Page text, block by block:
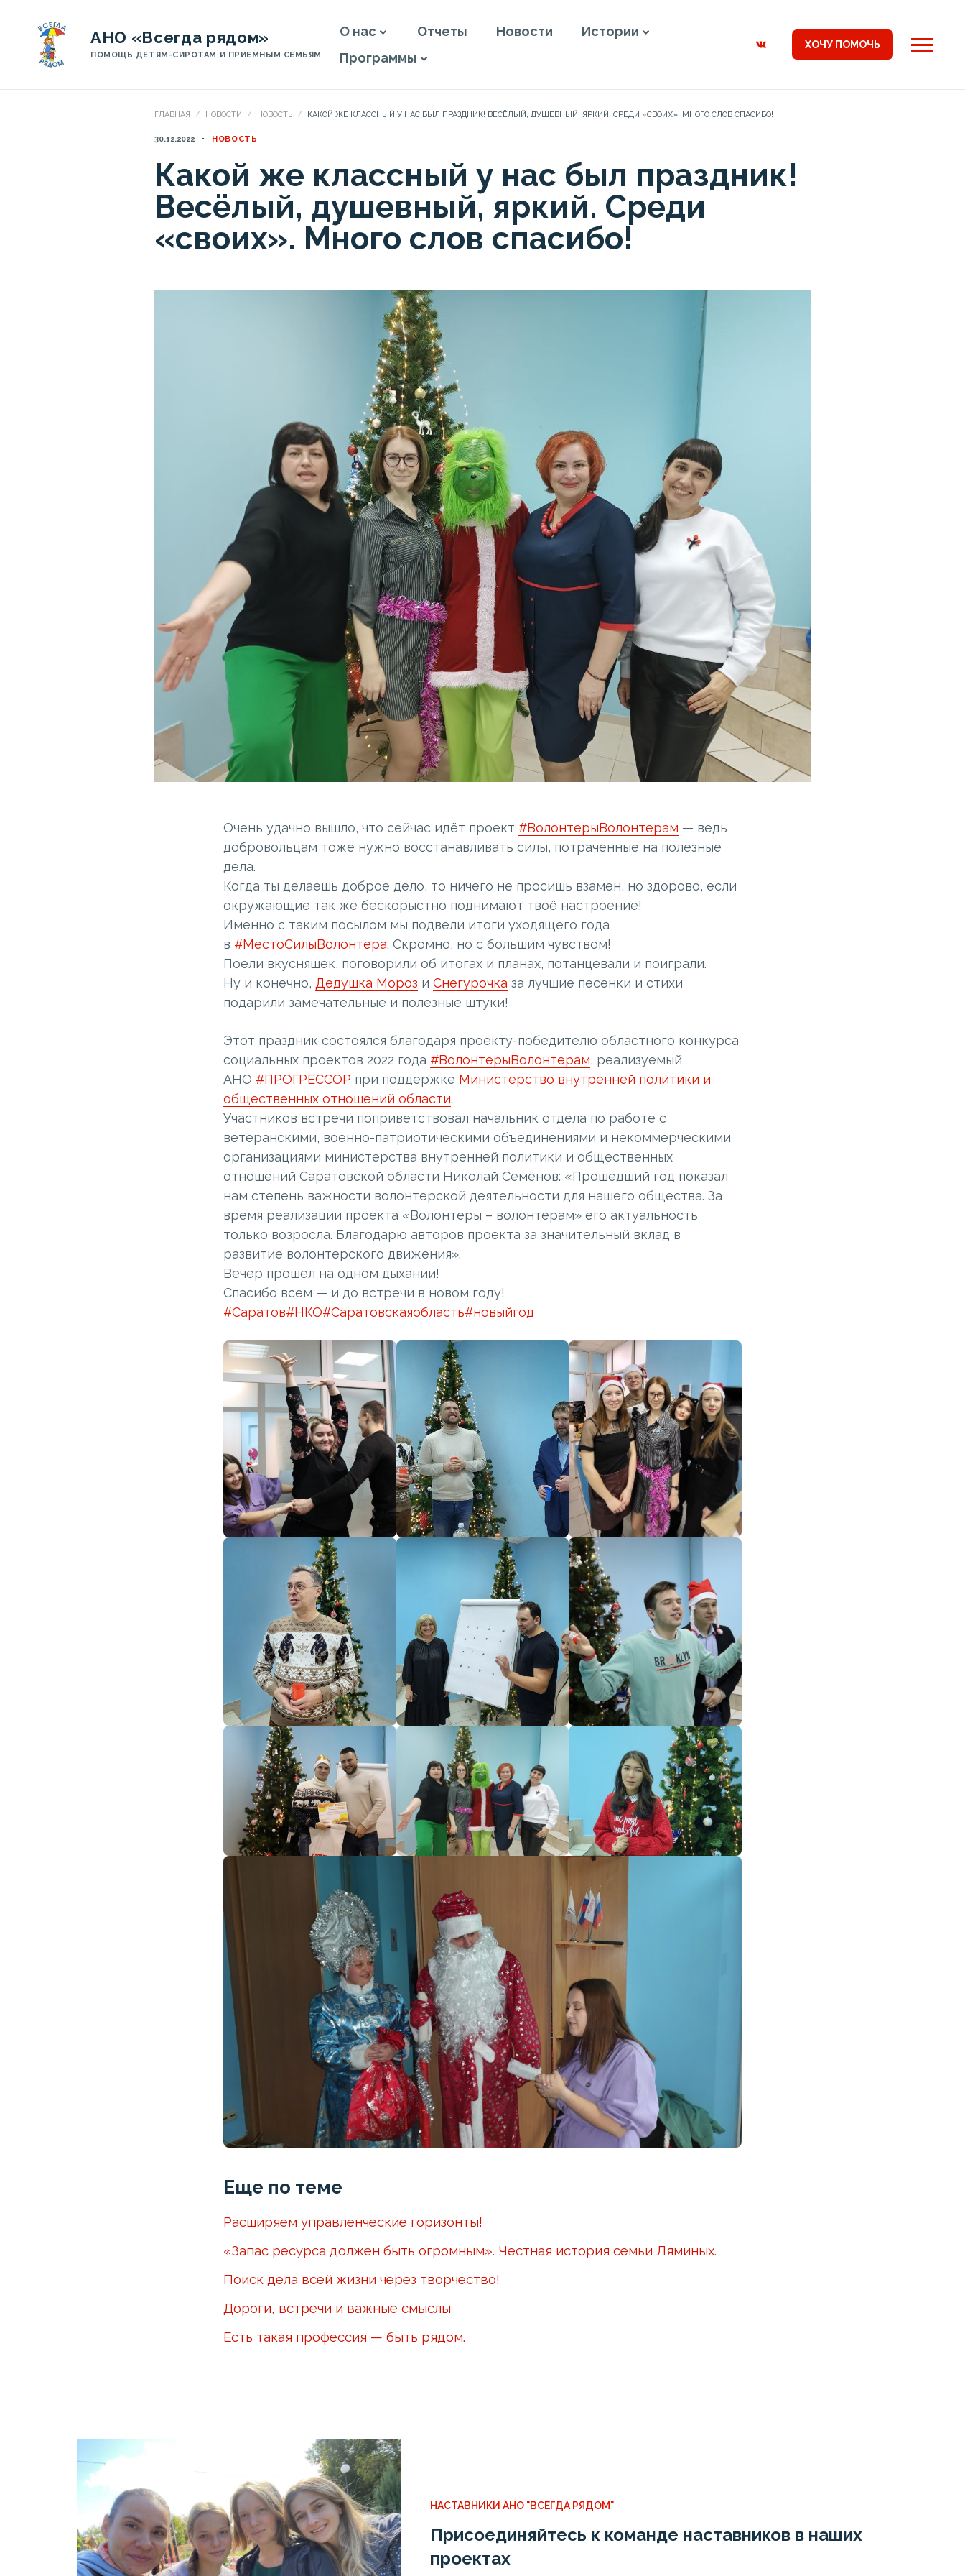
АНО «Всегда рядом»
ПОМОЩЬ ДЕТЯМ-СИРОТАМ И ПРИЕМНЫМ СЕМЬЯМ
О нас Отчеты Новости
Истории
Программы
ХОЧУ ПОМОЧЬ
ГЛАВНАЯ НОВОСТИ НОВОСТЬ КАКОЙ ЖЕ КЛАССНЫЙ У НАС БЫЛ ПРАЗДНИК! ВЕСЁЛЫЙ, ДУШЕВНЫЙ, ЯРКИЙ. СРЕДИ «СВОИХ». МНОГО СЛОВ СПАСИБО!
30.12.2022 НОВОСТЬ
Какой же классный у нас был праздник!
Весёлый, душевный, яркий. Среди
«своих». Много слов спасибо!
Очень удачно вышло, что сейчас идёт проект #ВолонтерыВолонтерам — ведь
добровольцам тоже нужно восстанавливать силы, потраченные на полезные
дела.
Когда ты делаешь доброе дело, то ничего не просишь взамен, но здорово, если
окружающие так же бескорыстно поднимают твоё настроение!
Именно с таким посылом мы подвели итоги уходящего года
в #МестоСилыВолонтера. Скромно, но с большим чувством!
Поели вкусняшек, поговорили об итогах и планах, потанцевали и поиграли.
Ну и конечно, Дедушка Мороз и Снегурочка за лучшие песенки и стихи
подарили замечательные и полезные штуки!
Этот праздник состоялся благодаря проекту-победителю областного конкурса
социальных проектов 2022 года #ВолонтерыВолонтерам, реализуемый
АНО #ПРОГРЕССОР при поддержке Министерство внутренней политики и
общественных отношений области.
Участников встречи поприветствовал начальник отдела по работе с
ветеранскими, военно-патриотическими объединениями и некоммерческими
организациями министерства внутренней политики и общественных
отношений Саратовской области Николай Семёнов: «Прошедший год показал
нам степень важности волонтерской деятельности для нашего общества. За
время реализации проекта «Волонтеры – волонтерам» его актуальность
только возросла. Благодарю авторов проекта за значительный вклад в
развитие волонтерского движения».
Вечер прошел на одном дыхании!
Спасибо всем — и до встречи в новом году!
#Саратов#НКО#Саратовскаяобласть#новыйгод
Еще по теме
Расширяем управленческие горизонты!
«Запас ресурса должен быть огромным». Честная история семьи Ляминых.
Поиск дела всей жизни через творчество!
Дороги, встречи и важные смыслы
Есть такая профессия — быть рядом.
НАСТАВНИКИ АНО "ВСЕГДА РЯДОМ"
Присоединяйтесь к команде наставников в наших
проектах